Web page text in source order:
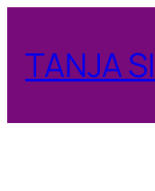
springen
TANJA